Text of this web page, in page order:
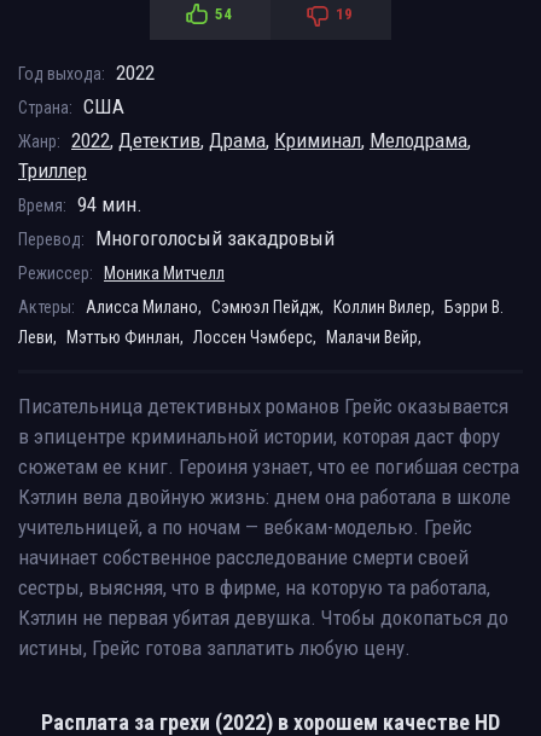
54 19
Год выхода: 2022
Страна: США
Жанр: 2022, Детектив, Драма, Криминал, Мелодрама,
Триллер
Время: 94 мин.
Перевод: Многоголосый закадровый
Режиссер:
Моника Митчелл
Актеры:
Алисса Милано, Сэмюэл Пейдж, Коллин Вилер,
Бэрри В.
Леви,
Мэттью Финлан, Лоссен Чэмберс, Малачи Вейр,
Писательница детективных романов Грейс оказывается
в эпицентре криминальной истории, которая даст фору
сюжетам ее книг. Героиня узнает, что ее погибшая сестра
Кэтлин вела двойную жизнь: днем она работала в школе
учительницей, а по ночам — вебкам-моделью. Грейс
начинает собственное расследование смерти своей
сестры, выясняя, что в фирме, на которую та работала,
Кэтлин не первая убитая девушка. Чтобы докопаться до
истины, Грейс готова заплатить любую цену.
Расплата за грехи (2022) в хорошем качестве HD